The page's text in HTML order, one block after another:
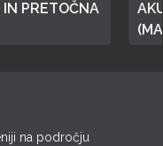
PRETOČNA
na področju